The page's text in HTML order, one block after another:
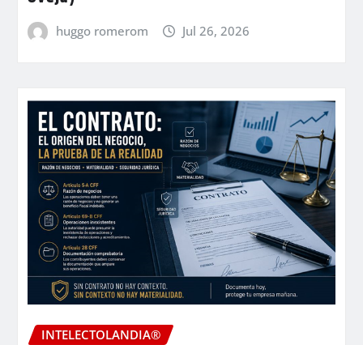
huggo romerom Jul 26, 2026
INTELECTOLANDIA®